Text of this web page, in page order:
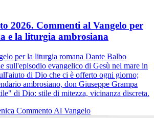
2026. Commenti al Vangelo per
e la liturgia ambrosiana
per la liturgia romana Dante Balbo
sull'episodio evangelico di Gesù nel mare in
di Dio che ci è offerto ogni giorno;
ambrosiano, don Giuseppe Grampa
di Dio: stile di mitezza, vicinanza discreta.
Commento Al Vangelo